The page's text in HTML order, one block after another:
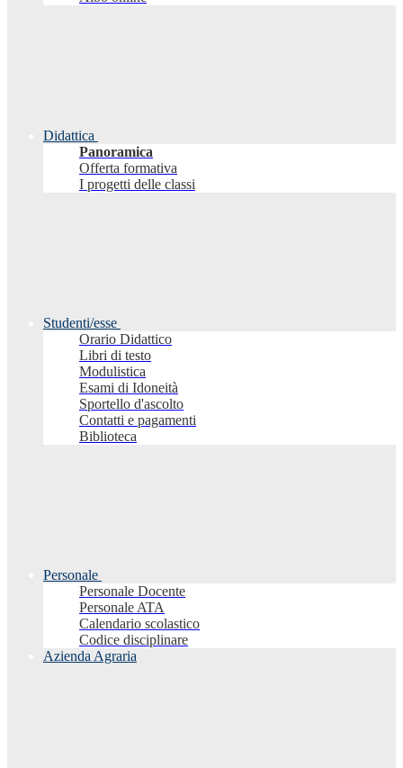
Didattica
Panoramica
Offerta formativa
I progetti delle classi
Studenti/esse
Orario Didattico
Libri di testo
Modulistica
Esami di Idoneità
Sportello d'ascolto
Contatti e pagamenti
Biblioteca
Personale
Personale Docente
Personale ATA
Calendario scolastico
Codice disciplinare
Azienda Agraria